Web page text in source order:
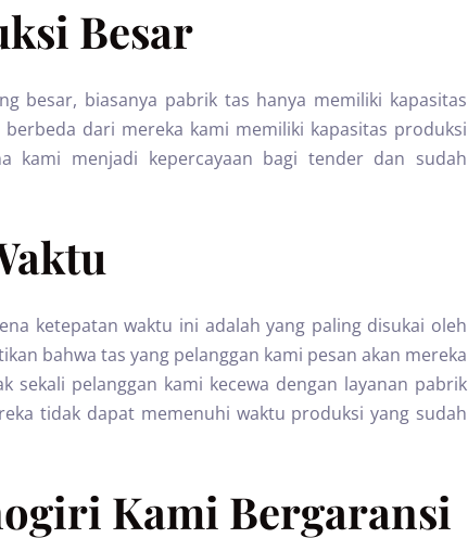
Besar
besar, biasanya pabrik tas hanya memiliki kapasitas
dari mereka kami memiliki kapasitas produksi
kami menjadi kepercayaan bagi tender dan sudah
ketepatan waktu ini adalah yang paling disukai oleh
bahwa tas yang pelanggan kami pesan akan mereka
sekali pelanggan kami kecewa dengan layanan pabrik
tidak dapat memenuhi waktu produksi yang sudah
Kami Bergaransi